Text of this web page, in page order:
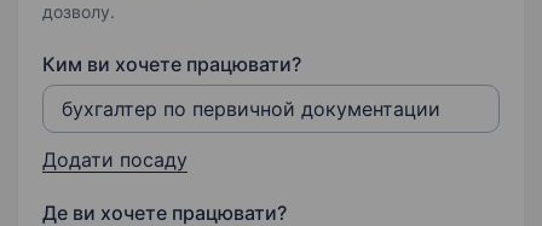
дозволу.
Ким ви хочете працювати?
Додати посаду
Де ви хочете працювати?